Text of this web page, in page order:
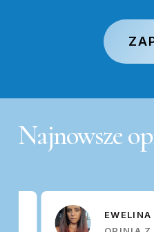
Najnowsze
EWELINA